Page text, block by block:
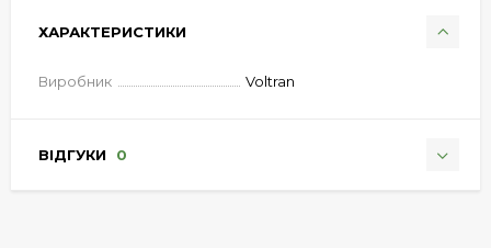
ХАРАКТЕРИСТИКИ
Виробник Voltran
ВІДГУКИ 0